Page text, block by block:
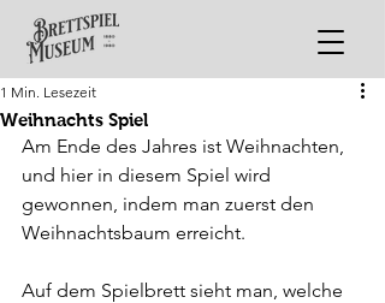
Weihnachts Spiel
1 Min. Lesezeit
Am Ende des Jahres ist Weihnachten,
und hier in diesem Spiel wird
gewonnen, indem man zuerst den
Weihnachtsbaum erreicht.
Auf dem Spielbrett sieht man, welche